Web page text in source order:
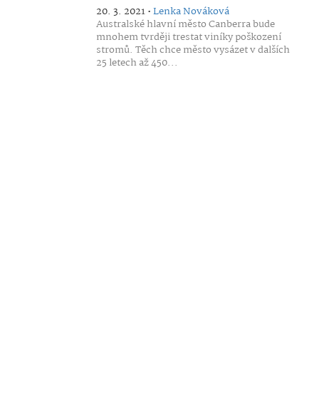
20. 3. 2021 •Lenka Nováková
Australské hlavní město Canberra bude
mnohem tvrději trestat viníky poškození
stromů. Těch chce město vysázet v dalších
25 letech až 450...